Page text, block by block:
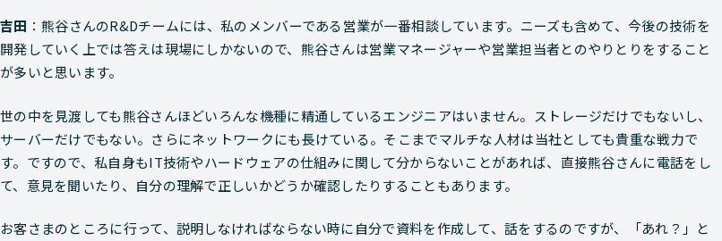
吉田 ：熊谷さんのR&Dチームには、私のメンバーである営業が一番相談しています。ニーズも含めて、今後の技術を
開発していく上では答えは現場にしかないので、熊谷さんは営業マネージャーや営業担当者とのやりとりをすること
が多いと思います。
世の中を見渡しても熊谷さんほどいろんな機種に精通しているエンジニアはいません。ストレージだけでもないし、
サーバーだけでもない。さらにネットワークにも長けている。そこまでマルチな人材は当社としても貴重な戦力で
す。ですので、私自身もIT技術やハードウェアの仕組みに関して分からないことがあれば、直接熊谷さんに電話をし
て、意見を聞いたり、自分の理解で正しいかどうか確認したりすることもあります。
お客さまのところに行って、説明しなければならない時に自分で資料を作成して、話をするのですが、「あれ？」と